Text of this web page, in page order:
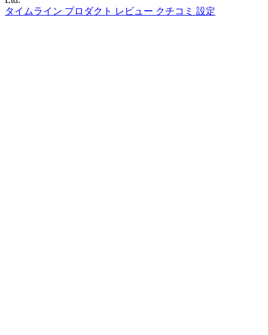
タイムライン プロダクト レビュー クチコミ 設定